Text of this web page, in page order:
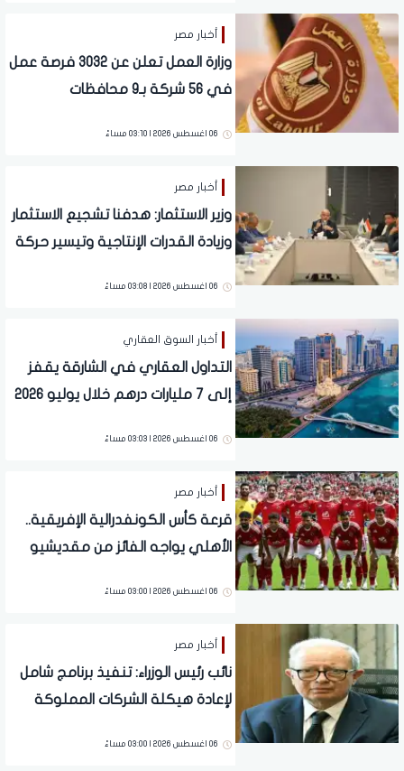
أخبار مصر
وزارة العمل تعلن عن 3032 فرصة عمل
في 56 شركة بـ9 محافظات
06 اغسطس 2026 | 03:10 مساءً
أخبار مصر
وزير الاستثمار: هدفنا تشجيع الاستثمار
وزيادة القدرات الإنتاجية وتيسير حركة
06 اغسطس 2026 | 03:08 مساءً
أخبار السوق العقاري
التداول العقاري في الشارقة يقفز
إلى 7 مليارات درهم خلال يوليو 2026
06 اغسطس 2026 | 03:03 مساءً
أخبار مصر
قرعة كأس الكونفدرالية الإفريقية..
الأهلي يواجه الفائز من مقديشيو
06 اغسطس 2026 | 03:00 مساءً
أخبار مصر
نائب رئيس الوزراء: تنفيذ برنامج شامل
لإعادة هيكلة الشركات المملوكة
06 اغسطس 2026 | 03:00 مساءً